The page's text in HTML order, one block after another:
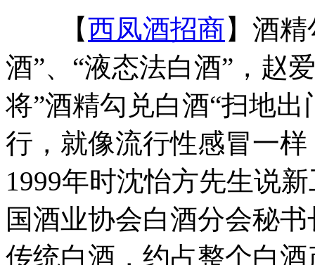
【西凤酒招商】酒
酒”、“液态法白酒”，赵
将”酒精勾兑白酒“扫地
行，就像流行性感冒一
1999年时沈怡方先生说
国酒业协会白酒分会秘
传统白酒，约占整个白